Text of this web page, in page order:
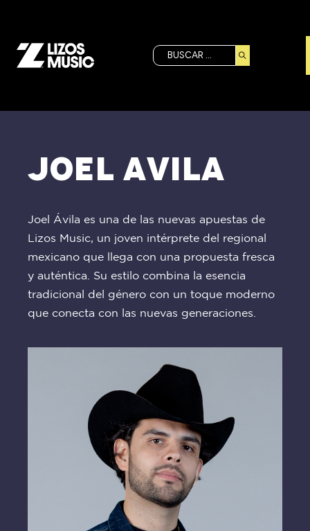
Buscar
Joel Avila
Joel Ávila es una de las nuevas apuestas de
Lizos Music, un joven intérprete del regional
mexicano que llega con una propuesta fresca
y auténtica. Su estilo combina la esencia
tradicional del género con un toque moderno
que conecta con las nuevas generaciones.